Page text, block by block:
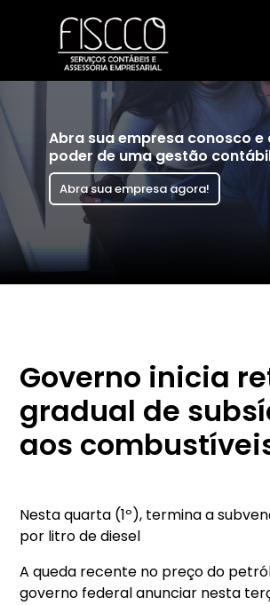
Abra sua empresa conosco e
poder de uma gestão
Abra sua empresa agora!
Governo inicia
gradual de
aos
Nesta quarta (1º), termina a
por litro de diesel
A queda recente no preço do
governo federal anunciar nesta